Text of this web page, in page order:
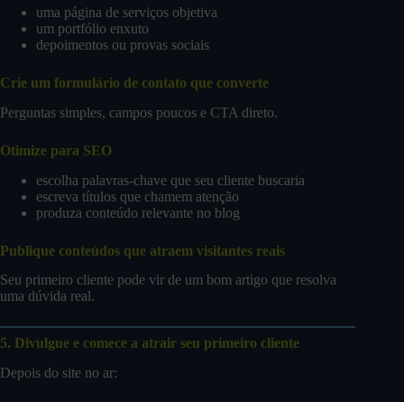
uma página de serviços objetiva
um portfólio enxuto
depoimentos ou provas sociais
Crie um formulário de contato que converte
Perguntas simples, campos poucos e CTA direto.
Otimize para SEO
escolha palavras-chave que seu cliente buscaria
escreva títulos que chamem atenção
produza conteúdo relevante no blog
Publique conteúdos que atraem visitantes reais
Seu primeiro cliente pode vir de um bom artigo que resolva
uma dúvida real.
5. Divulgue e comece a atrair seu primeiro cliente
Depois do site no ar: